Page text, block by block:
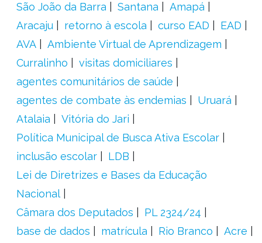
São João da Barra
Santana
Amapá
Aracaju
retorno à escola curso EAD
EAD
AVA
Ambiente Virtual de Aprendizagem
Curralinho
visitas domiciliares
agentes comunitários de saúde
agentes de combate às endemias
Uruará
Atalaia
Vitória do Jari
Política Municipal de Busca Ativa Escolar
inclusão escolar
LDB
Lei de Diretrizes e Bases da Educação
Nacional
Câmara dos Deputados
PL 2324/24
base de dados
matrícula Rio Branco
Acre